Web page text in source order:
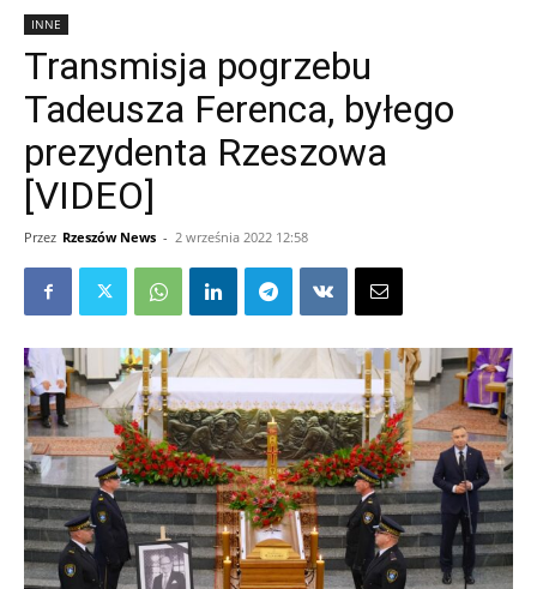
INNE
Transmisja pogrzebu
Tadeusza Ferenca, byłego
prezydenta Rzeszowa
[VIDEO]
Przez Rzeszów News - 2 września 2022 12:58